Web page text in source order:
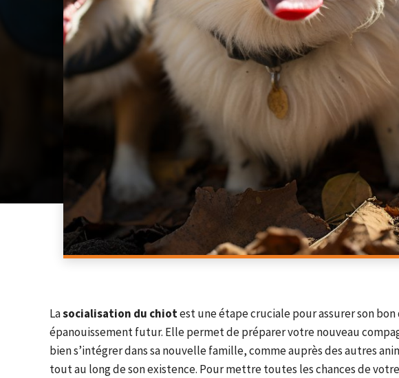
Lasocialisation du chiotest une étape cruciale pour assurer son
épanouissement futur. Elle permet de préparer votre nouveau
bien s’intégrer dans sa nouvelle famille, comme auprès des autres
tout au long de son existence. Pour mettre toutes les chances de